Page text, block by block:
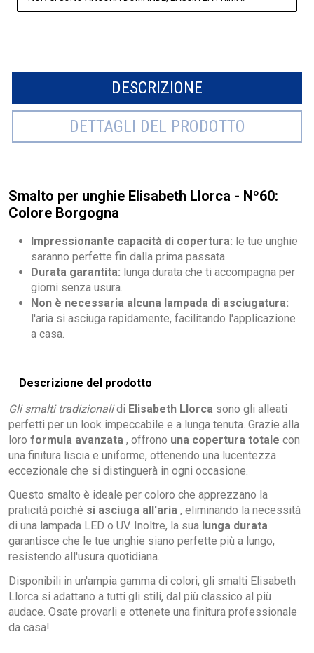
DESCRIZIONE
DETTAGLI DEL PRODOTTO
Smalto per unghie Elisabeth Llorca - Nº60:
Colore Borgogna
Impressionante capacità di copertura: le tue unghie
saranno perfette fin dalla prima passata.
Durata garantita: lunga durata che ti accompagna per
giorni senza usura.
Non è necessaria alcuna lampada di asciugatura:
l'aria si asciuga rapidamente, facilitando l'applicazione
a casa.
Descrizione del prodotto
Gli smalti tradizionalidi Elisabeth Llorca sono gli alleati
perfetti per un look impeccabile e a lunga tenuta. Grazie alla
loro formula avanzata , offrono una copertura totale con
una finitura liscia e uniforme, ottenendo una lucentezza
eccezionale che si distinguerà in ogni occasione.
Questo smalto è ideale per coloro che apprezzano la
praticità poiché si asciuga all'aria , eliminando la necessità
di una lampada LED o UV. Inoltre, la sua lunga durata
garantisce che le tue unghie siano perfette più a lungo,
resistendo all'usura quotidiana.
Disponibili in un'ampia gamma di colori, gli smalti Elisabeth
Llorca si adattano a tutti gli stili, dal più classico al più
audace. Osate provarli e ottenete una finitura professionale
da casa!